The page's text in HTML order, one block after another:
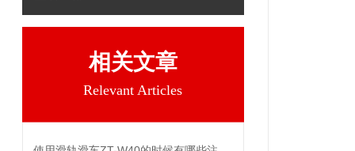
相关文章
Relevant Articles